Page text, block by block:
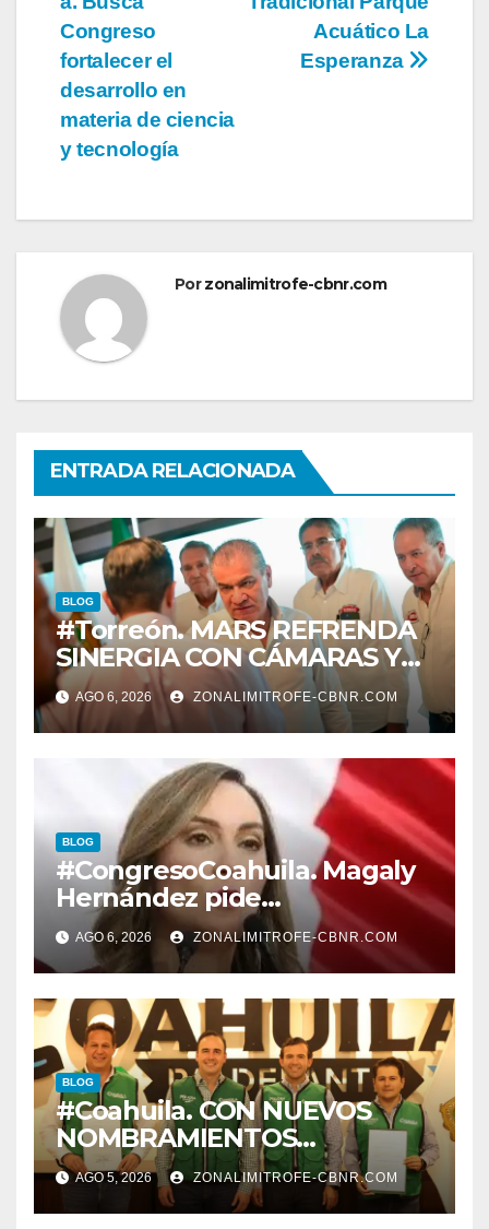
entradas
Acuático La
Esperanza
Congreso
fortalecer el
desarrollo en
materia de ciencia
y tecnología
Porzonalimitrofe-cbnr.com
ENTRADA RELACIONADA
BLOG
#Torreón. MARS REFRENDA
SINERGIA CON CÁMARAS Y
ORGANISMOS, EN BENEFICIO
DEL DESARROLLO DE
TORREÓN
AGO 6, 2026 ZONALIMITROFE-CBNR.COM
BLOG
#CongresoCoahuila. Magaly
Hernández pide
desconegelar LEY QUE TIENE
QUE VER CON LA
PROTECCION DE
TRABAJADORES DE LA
EDUCACION.
AGO 6, 2026 ZONALIMITROFE-CBNR.COM
BLOG
#Coahuila. CON NUEVOS
NOMBRAMIENTOS
FORTALECE GOBERNADOR
GABINETE
AGO 5, 2026 ZONALIMITROFE-CBNR.COM